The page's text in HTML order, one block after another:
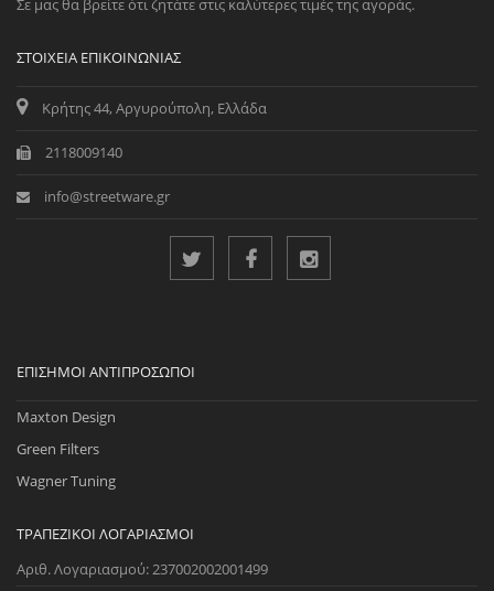
Σε μας θα βρείτε ότι ζητάτε στις καλύτερες τιμές της αγοράς.
ΣΤΟΙΧΕΊΑ ΕΠΙΚΟΙΝΩΝΊΑΣ
Κρήτης 44, Αργυρούπολη, Ελλάδα
2118009140
info@streetware.gr
ΕΠΊΣΗΜΟΙ ΑΝΤΙΠΡΌΣΩΠΟΙ
Maxton Design
Green Filters
Wagner Tuning
ΤΡΑΠΕΖΙΚΟΊ ΛΟΓΑΡΙΑΣΜΟΊ
Αριθ. Λογαριασμού: 237002002001499